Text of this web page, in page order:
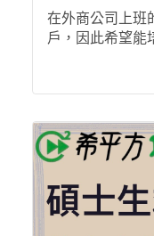
在外商公司上班
戶，因此希望能
的學英文方式
透過有彈性的課
方位聽說讀寫能
方式－攻其不背